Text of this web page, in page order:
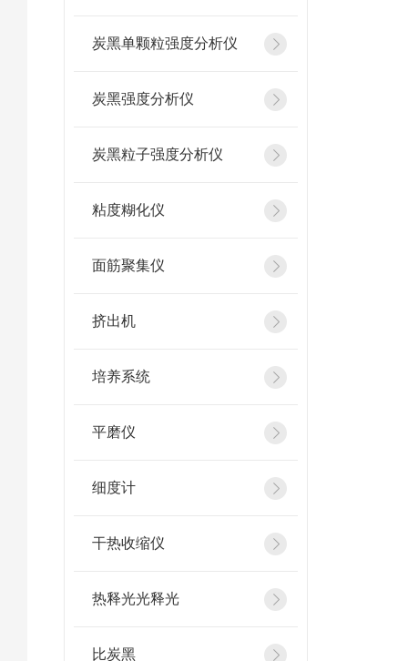
炭黑单颗粒强度分析仪
炭黑强度分析仪
炭黑粒子强度分析仪
粘度糊化仪
面筋聚集仪
挤出机
培养系统
平磨仪
细度计
干热收缩仪
热释光光释光
比炭黑